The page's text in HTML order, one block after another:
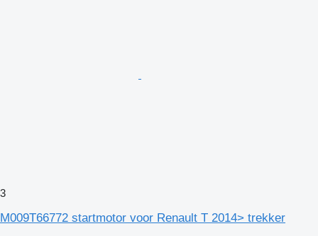
3
M009T66772 startmotor voor Renault T 2014> trekker